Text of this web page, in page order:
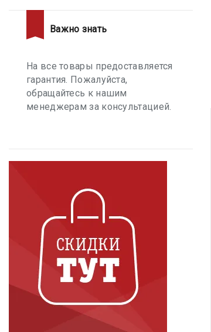
Важно знать
На все товары предоставляется
гарантия. Пожалуйста,
обращайтесь к нашим
менеджерам за консультацией.